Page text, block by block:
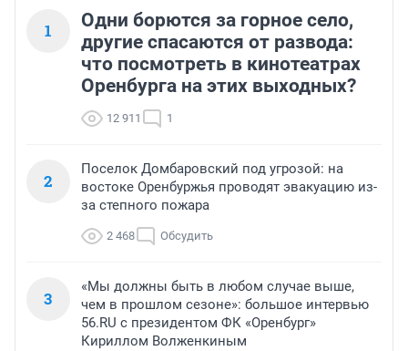
1
Одни борются за горное село,
другие спасаются от развода:
что посмотреть в кинотеатрах
Оренбурга на этих выходных?
12 911 1
2
Поселок Домбаровский под угрозой: на
востоке Оренбуржья проводят эвакуацию из-
за степного пожара
2 468 Обсудить
3
«Мы должны быть в любом случае выше,
чем в прошлом сезоне»: большое интервью
56.RU с президентом ФК «Оренбург»
Кириллом Волженкиным